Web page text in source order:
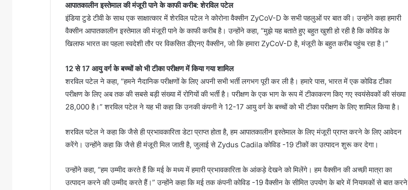
आपातकालीन इस्तेमाल की मंजूरी पाने के काफी करीब: शेरविल पटेल
इंडिया टुडे टीवी के साथ एक साक्षात्कार में शेरविल पटेल ने कोरोना वैक्सीन ZyCoV-D के सभी पहलुओं पर बात की। उन्होंने कहा हमारी
वैक्सीन आपातकालीन इस्तेमाल की मंजूरी पाने के काफी करीब है। उन्होंने कहा, “मुझे यह बताते हुए बहुत खुशी हो रही है कि कोविड के
खिलाफ भारत का पहला स्वदेशी तौर पर विकसित डीएनए वैक्सीन, जो कि हमारा ZyCoV-D है, मंजूरी के बहुत करीब पहुंच रहा है।”
12 से 17 आयु वर्ग के बच्चों को भी टीका परीक्षण में किया गया शामिल
शरविल पटेल ने कहा, “हमने नैदानिक ​​परीक्षणों के लिए अपनी सभी भर्ती लगभग पूरी कर ली है। हमारे पास, भारत में एक कोविड टीका
परीक्षण के लिए अब तक की सबसे बड़ी संख्या में रोगियों की भर्ती है। परीक्षण के एक भाग के रूप में टीकाकरण किए गए स्वयंसेवकों की संख्या
28,000 है।” शरविल पटेल ने यह भी कहा कि उनकी कंपनी ने 12-17 आयु वर्ग के बच्चों को भी टीका परीक्षण के लिए शामिल किया है।
शरविल पटेल ने कहा कि जैसे ही प्रभावकारिता डेटा प्राप्त होता है, हम आपातकालीन इस्तेमाल के लिए मंजूरी प्राप्त करने के लिए आवेदन
करेंगे। उन्होंने कहा कि जैसे ही मंजूरी मिल जाती है, जुलाई से Zydus Cadila कोविड -19 टीकों का उत्पादन शुरू कर देगा।
उन्होंने कहा, “हम उम्मीद करते हैं कि मई के मध्य में हमारी प्रभावकारिता के आंकड़े देखने को मिलेंगे। हम वैक्सीन की अच्छी मात्रा का
उत्पादन करने की उम्मीद करते हैं।” उन्होंने कहा कि मई तक कंपनी कोविड -19 वैक्सीन के सीमित उपयोग के बारे में नियामकों से बात करने